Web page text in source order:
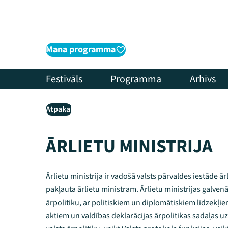
Mana programma
Festivāls Programma Arhīvs
Atpakaļ
ĀRLIETU MINISTRIJA
Ārlietu ministrija ir vadošā valsts pārvaldes iestāde
pakļauta ārlietu ministram. Ārlietu ministrijas
ārpolitiku, ar politiskiem un diplomātiskiem
aktiem un valdības deklarācijas ārpolitikas sadaļas